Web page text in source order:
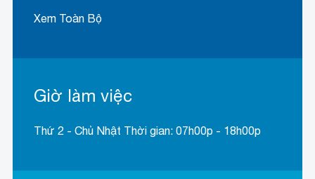
Xem Toàn Bộ
Giờ làm việc
Thứ 2 - Chủ Nhật Thời gian: 07h00p - 18h00p